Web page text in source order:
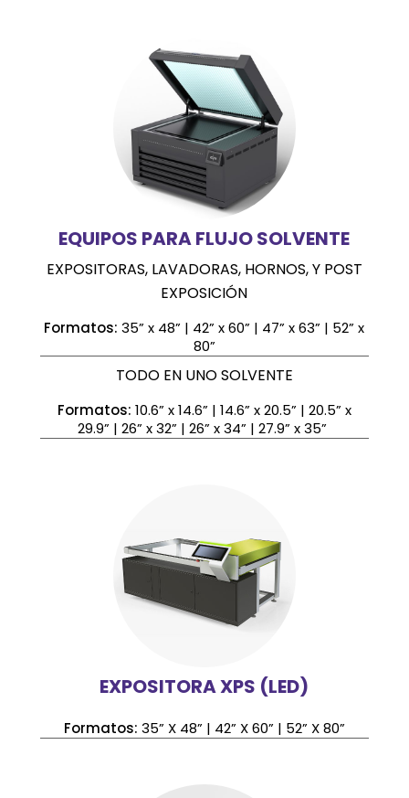
EQUIPOS PARA FLUJO SOLVENTE
EXPOSITORAS, LAVADORAS, HORNOS, Y POST
EXPOSICIÓN
Formatos: 35” x 48” | 42” x 60” | 47” x 63” | 52” x
80”
TODO EN UNO SOLVENTE
Formatos: 10.6” x 14.6” | 14.6” x 20.5” | 20.5” x
29.9” | 26” x 32” | 26” x 34” | 27.9” x 35”
EXPOSITORA XPS (LED)
Formatos: 35” X 48” | 42” X 60” | 52” X 80”